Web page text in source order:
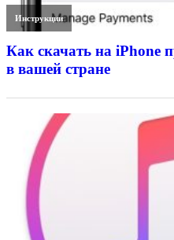
Инструкции
Как скачать на iPhone
в вашей стране